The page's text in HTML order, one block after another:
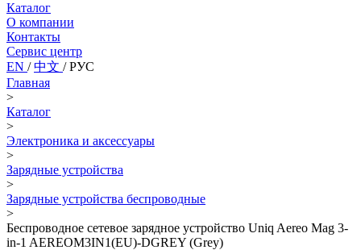
Каталог
О компании
Контакты
Сервис центр
EN /中文 /РУС
Главная
>
Каталог
>
Электроника и аксессуары
>
Зарядные устройства
>
Зарядные устройства беспроводные
>
Беспроводное сетевое зарядное устройство Uniq Aereo Mag 3-
in-1 AEREOM3IN1(EU)-DGREY (Grey)